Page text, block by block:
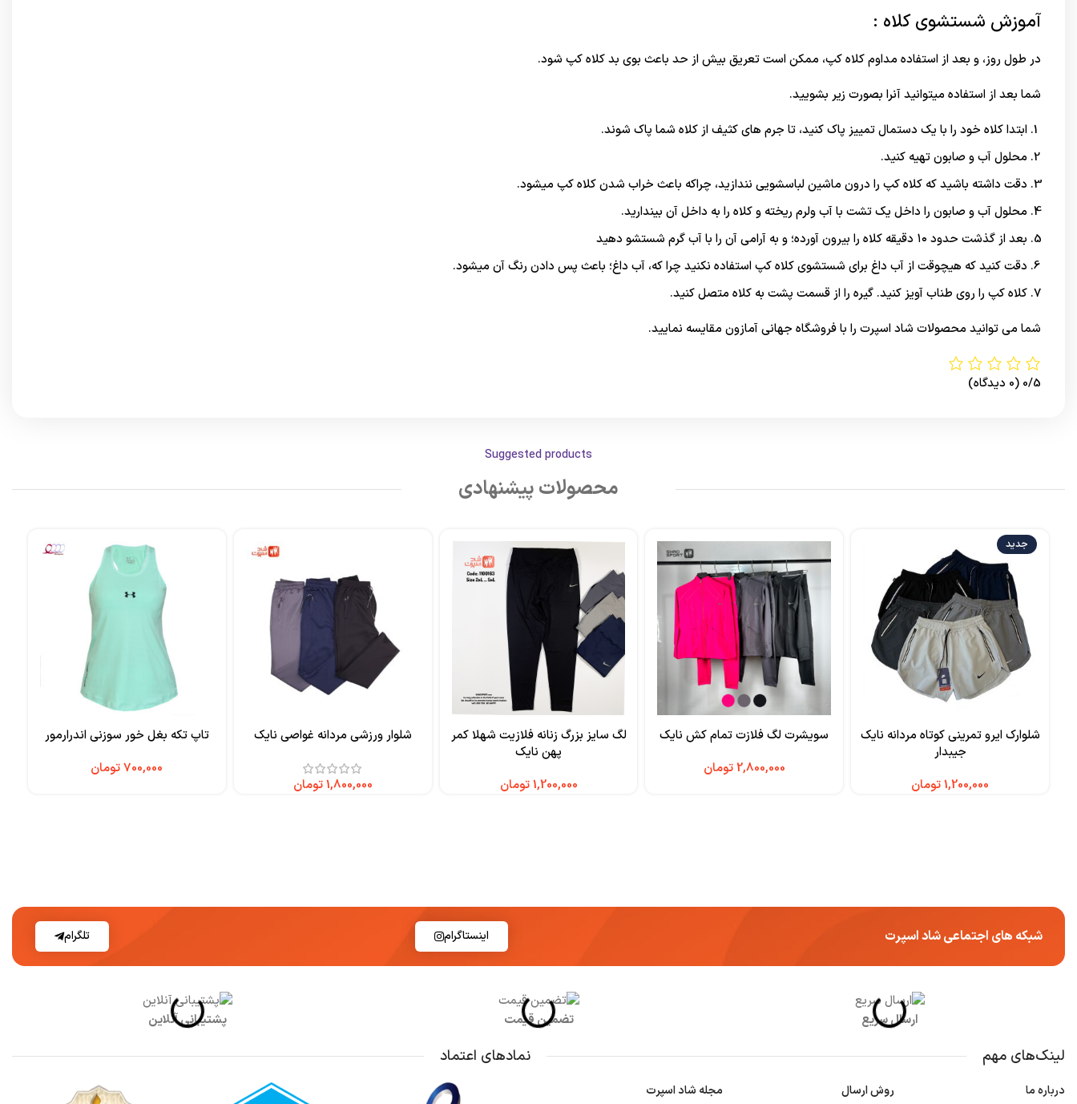
آموزش شستشوی کلاه :
در طول روز، و بعد از استفاده مداوم کلاه کپ، ممکن است تعریق بیش از حد باعث بوی بد کلاه کپ شود.
شما بعد از استفاده میتوانید آنرا بصورت زیر بشویید.
ابتدا کلاه خود را با یک دستمال تمییز پاک کنید، تا جرم های کثیف از کلاه شما پاک شوند.
محلول آب و صابون تهیه کنید.
دقت داشته باشید که کلاه کپ را درون ماشین لباسشویی نندازید، چراکه باعث خراب شدن کلاه کپ میشود.
محلول آب و صابون را داخل یک تشت با آب ولرم ریخته و کلاه را به داخل آن بیندارید.
بعد از گذشت حدود ۱۰ دقیقه کلاه را بیرون آورده؛ و به آرامی آن را با آب گرم شستشو دهید
دقت کنید که هیچوقت از آب داغ برای شستشوی کلاه کپ استفاده نکنید چرا که، آب داغ؛ باعث پس دادن رنگ آن میشود.
کلاه کپ را روی طناب آویز کنید. گیره را از قسمت پشت به کلاه متصل کنید.
شما می توانید محصولات شاد اسپرت را با فروشگاه جهانیآمازون مقایسه نمایید.
0/5 (0 دیدگاه)
Suggested products
محصولات پیشنهادی
جدید
شلوارک ایرو تمرینی کوتاه مردانه نایک
جیبدار
تومان
سویشرت لگ فلازت تمام کش نایک
تومان
لگ سایز بزرگ زنانه فلازیت شهلا کمر
پهن نایک
تومان
شلوار ورزشی مردانه غواصی نایک
تومان
تاپ تکه بغل خور سوزنی اندرارمور
تومان
شبکه های اجتماعی شاد اسپرت اینستاگرام تلگرام
ارسال سریع تضمین قیمت پشتیبانی آنلاین
لینک‌های مهم
درباره ما روش ارسال مجله شاد اسپرت
نمادهای اعتماد